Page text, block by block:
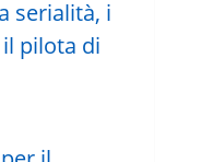
serialità, i
pilota di